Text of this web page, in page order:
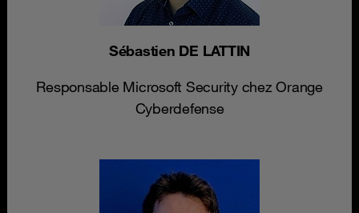
Sébastien DE LATTIN
Responsable Microsoft Security chez Orange
Cyberdefense